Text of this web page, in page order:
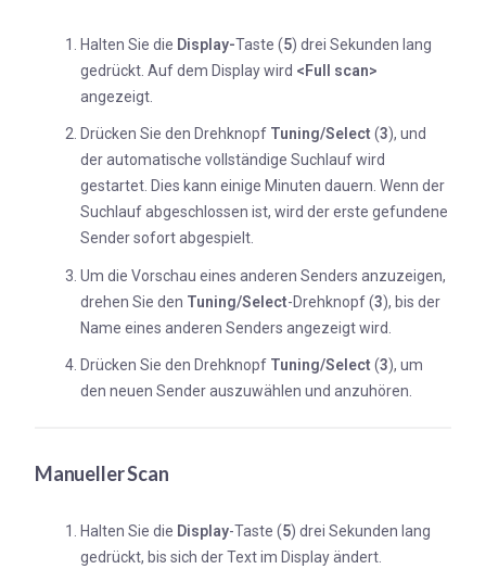
Halten Sie die Display-Taste (5) drei Sekunden lang
gedrückt. Auf dem Display wird <Full scan>
angezeigt.
Drücken Sie den Drehknopf Tuning/Select (3), und
der automatische vollständige Suchlauf wird
gestartet. Dies kann einige Minuten dauern. Wenn der
Suchlauf abgeschlossen ist, wird der erste gefundene
Sender sofort abgespielt.
Um die Vorschau eines anderen Senders anzuzeigen,
drehen Sie den Tuning/Select-Drehknopf (3), bis der
Name eines anderen Senders angezeigt wird.
Drücken Sie den Drehknopf Tuning/Select (3), um
den neuen Sender auszuwählen und anzuhören.
Manueller Scan
Halten Sie die Display-Taste (5) drei Sekunden lang
gedrückt, bis sich der Text im Display ändert.